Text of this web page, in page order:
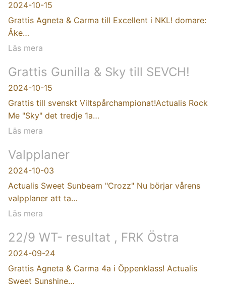
2024-10-15
Grattis Agneta & Carma till Excellent i NKL! domare:
Åke…
Läs mera
Grattis Gunilla & Sky till SEVCH!
2024-10-15
Grattis till svenskt Viltspårchampionat!Actualis Rock
Me "Sky" det tredje 1a…
Läs mera
Valpplaner
2024-10-03
Actualis Sweet Sunbeam "Crozz" Nu börjar vårens
valpplaner att ta…
Läs mera
22/9 WT- resultat , FRK Östra
2024-09-24
Grattis Agneta & Carma 4a i Öppenklass! Actualis
Sweet Sunshine…